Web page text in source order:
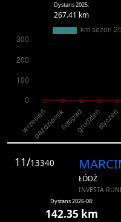
Dystans 2025:
267.41 km
11/13340
ŁÓDŹ
INVESTA
Dystans 2026-08:
142.35 km